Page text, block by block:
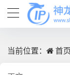
当前位置： 首页